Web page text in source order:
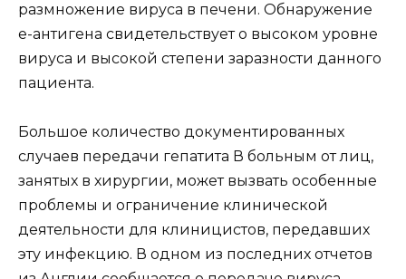
размножение вируса в печени. Обнаружение
е-антигена свидетельствует о высоком уровне
вируса и высокой степени заразности данного
пациента.
Большое количество документированных
случаев передачи гепатита В больным от лиц,
занятых в хирургии, может вызвать особенные
проблемы и ограничение клинической
деятельности для клиницистов, передавших
эту инфекцию. В одном из последних отчетов